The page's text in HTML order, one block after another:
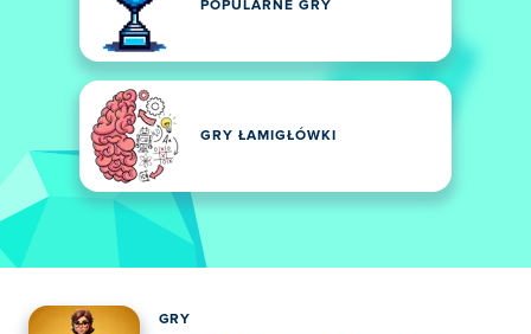
POPULARNE GRY
GRY ŁAMIGŁÓWKI
GRY